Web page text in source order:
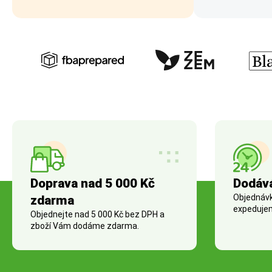
Doprava nad 5 000 Kč
zdarma
Objednejte nad 5 000 Kč bez DPH a
zboží Vám dodáme zdarma.